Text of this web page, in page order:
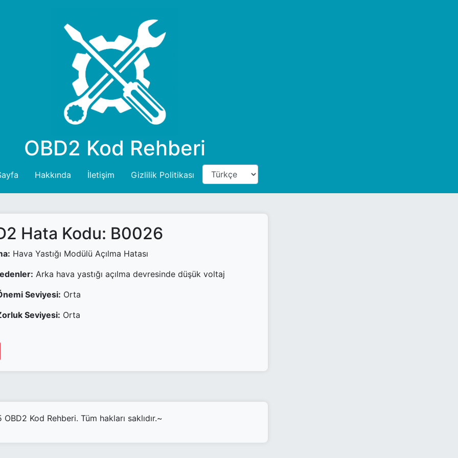
OBD2 Kod Rehberi
Hakkında İletişim Gizlilik Politikası
Hata Kodu: B0026
Hava Yastığı Modülü Açılma Hatası
Arka hava yastığı açılma devresinde düşük voltaj
Seviyesi: Orta
Seviyesi: Orta
Kod Rehberi. Tüm hakları saklıdır.~